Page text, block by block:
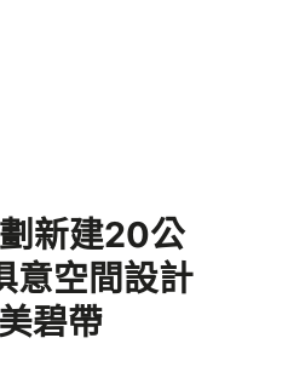
新建20公
意空間設計
碧帶